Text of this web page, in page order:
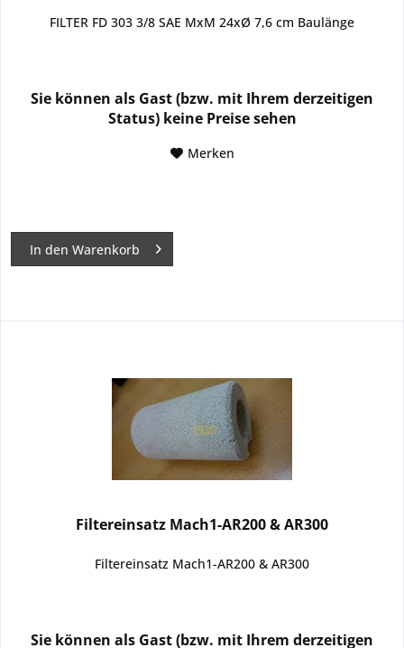
FILTER FD 303 3/8 SAE MxM 24xØ 7,6 cm Baulänge
Sie können als Gast (bzw. mit Ihrem derzeitigen
Status) keine Preise sehen
Merken
In den Warenkorb
Filtereinsatz Mach1-AR200 & AR300
Filtereinsatz Mach1-AR200 & AR300
Sie können als Gast (bzw. mit Ihrem derzeitigen